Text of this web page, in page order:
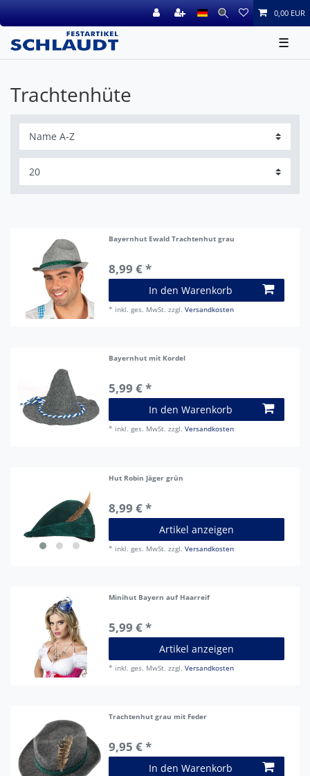
0,00 EUR
☰
Trachtenhüte
Bayernhut Ewald Trachtenhut grau
8,99 € *
In den Warenkorb
* inkl. ges. MwSt. zzgl.Versandkosten
Bayernhut mit Kordel
5,99 € *
In den Warenkorb
* inkl. ges. MwSt. zzgl.Versandkosten
Hut Robin Jäger grün
8,99 € *
Artikel anzeigen
* inkl. ges. MwSt. zzgl.Versandkosten
Minihut Bayern auf Haarreif
5,99 € *
Artikel anzeigen
* inkl. ges. MwSt. zzgl.Versandkosten
Trachtenhut grau mit Feder
9,95 € *
In den Warenkorb